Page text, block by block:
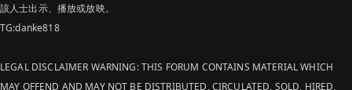
該人士出示、播放或放映。
TG:danke818
LEGAL DISCLAIMER WARNING: THIS FORUM CONTAINS MATERIAL WHICH
MAY OFFEND AND MAY NOT BE DISTRIBUTED, CIRCULATED, SOLD, HIRED,